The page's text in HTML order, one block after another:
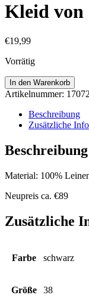
Kleid von
€19,99
Vorrätig
Kleid
von
One
Menge
In den Warenkorb
Artikelnummer:
Beschreibung
Zusätzliche
Beschreibung
Material: 100%
Neupreis ca. €89
Zusätzliche
Farbe schwarz
Größe 38